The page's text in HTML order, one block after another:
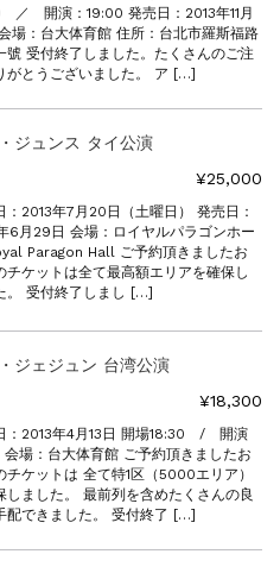
／ 開演：19:00 発売日：2013年11月
場：台大体育館 住所：台北市羅斯福路
號 受付終了しました。たくさんのご注
がとうございました。 ア […]
ジュンス タイ公演
¥25,000
：2013年7月20日（土曜日） 発売日：
6月29日 会場：ロイヤルパラゴンホー
Paragon Hall ご予約頂きましたお
チケットは全て最高額エリアを確保し
。 受付終了しまし […]
ジェジュン 台湾公演
¥18,300
：2013年4月13日 開場18:30 / 開演
会場：台大体育館 ご予約頂きましたお
チケットは 全て特1区（5000エリア）
しました。 最前列を含めたくさんの良
配できました。 受付終了 […]